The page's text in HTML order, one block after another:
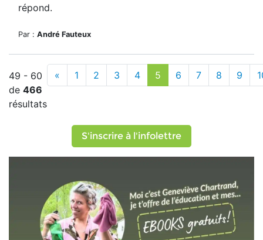
répond.
Par : André Fauteux
49 - 60
de 466
résultats
« 1 2 3 4 5 6 7 8 9
S'inscrire à l'infolettre